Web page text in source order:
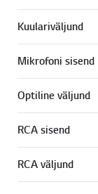
Kuulariväljund
Mikrofoni sisend
Optiline väljund
RCA sisend
RCA väljund